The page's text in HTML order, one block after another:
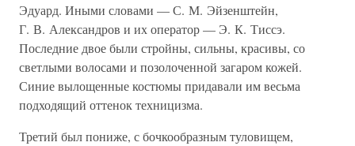
Эдуард. Иными словами — С. М. Эйзенштейн,
Г. В. Александров и их оператор — Э. К. Тиссэ.
Последние двое были стройны, сильны, красивы, со
светлыми волосами и позолоченной загаром кожей.
Синие вылощенные костюмы придавали им весьма
подходящий оттенок техницизма.
Третий был пониже, с бочкообразным туловищем,